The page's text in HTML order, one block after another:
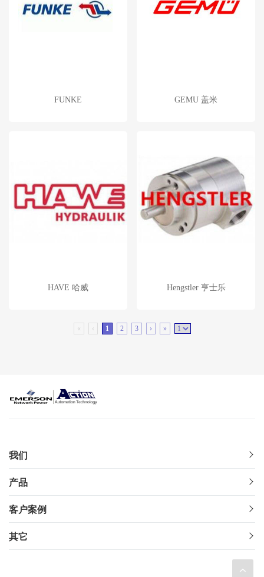
FUNKE GEMU 盖米
HAVE 哈威 Hengstler 亨士乐
« ‹ 1 2 3 › »
我们
产品
客户案例
其它